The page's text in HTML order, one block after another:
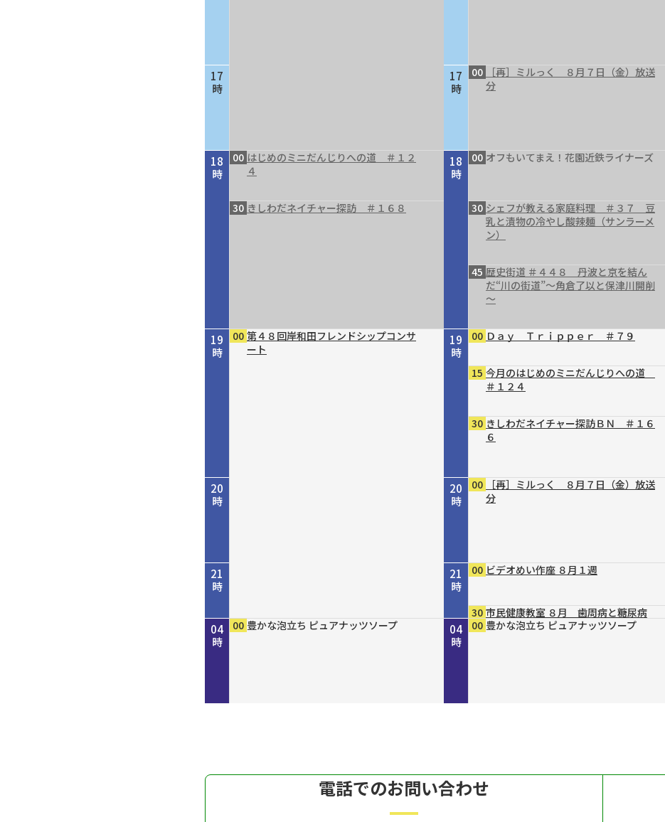
17
時
18
時
19
時
20
時
21
時
22
時
23
時
00
時
01
時
02
時
03
時
04
時
00 はじめのミニだんじりへの道 ＃１２
４
30 きしわだネイチャー探訪 ＃１６８
00 第４８回岸和田フレンドシップコンサ
ート
45 歴史街道 ＃４４８ 丹波と京を結ん
00 考えよう「平和」２０２６ “最後の１人
50 しまねＦｕｔｕｒｅ２０３０
00 ［再］ミルっく ８月７日（金）放送
00 ホトケ女史のぶらりまいり 「郡山八
15 歴史街道 ＃４４８ 丹波と京を結ん
30 Ｄａｙ Ｔｒｉｐｐｅｒ ＃７９
45 ＧＯ！ＧＯ！関ガールＮＥＸＴ
00 MAHARA MODERN エスニックファッショ
00 豊かな泡立ち ピュアナッツソープ
00 豊かな泡立ち ピュアナッツソープ
00 豊かな泡立ち ピュアナッツソープ
17
時
18
時
19
時
20
時
21
時
22
時
23
時
00
時
01
時
02
時
03
時
04
時
00
［再］ミルっく ８月７日（金）放送
分
00 オフもいてまえ！花園近鉄ライナーズ
30 シェフが教える家庭料理 ＃３７ 豆
乳と漬物の冷やし酸辣麺（サンラーメ
ン）
45 歴史街道 ＃４４８ 丹波と京を結ん
だ“川の街道”～角倉了以と保津川開削
～
00 Ｄａｙ Ｔｒｉｐｐｅｒ ＃７９
15 今月のはじめのミニだんじりへの道
＃１２４
30 きしわだネイチャー探訪ＢＮ ＃１６
６
00
［再］ミルっく ８月７日（金）放送
分
00 ビデオめい作座 ８月１週
30 市民健康教室 ８月 歯周病と糖尿病
45 倍×テレ
00 ホトケ女史のぶらりまいり 「郡山八
15 歴史街道 ＃４４８ 丹波と京を結ん
30 きしわだネイチャー探訪ＢＮ ＃１６
00 ルナジュメールファッショングッズセー
00 豊かな泡立ち ピュアナッツソープ
00 MAHARA MODERN エスニックファッショ
00 豊かな泡立ち ピュアナッツソープ
00 豊かな泡立ち ピュアナッツソープ
00 豊かな泡立ち ピュアナッツソープ
電話でのお問い合わせ